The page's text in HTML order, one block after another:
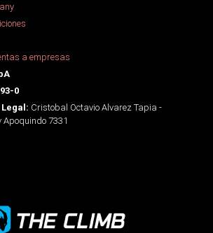
a empresas
0
Cristobal Octavio Alvarez Tapia -
Apoquindo 7331